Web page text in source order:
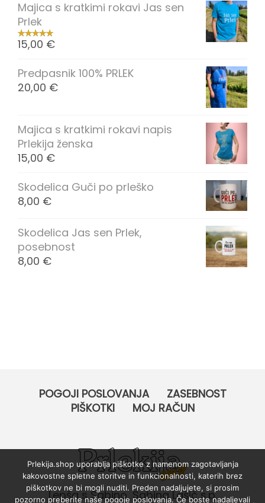
Majica s kratkimi rokavi Jas sen
Prlek
15,00 €
Predpasnik 100% PRLEK
20,00 €
Majica s kratkimi rokavi napis
Prlekija ženska
15,00 €
Skodelica Guči po prleško
8,00 €
Skodelica Jas sen Prlek,
posebnost
8,00 €
POGOJI POSLOVANJA
ZASEBNOST
PIŠKOTKI
MOJ RAČUN
Lepša s Sabino, Sabina Lašič s.p.
Prlekija.shop uporablja piškotke z namenom zagotavljanja
kakovostne spletne storitve in funkcionalnosti, katerih brez
piškotkov ne bi mogli nuditi. Preden nadaljujete, si prosim
pozorno preberite naše pogoje poslovanja. Če boste nadaljevali